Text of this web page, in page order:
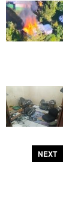
NEXT